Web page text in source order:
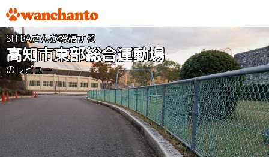
SHIBAさんが投稿する
高知市東部総合運動場
のレビュー